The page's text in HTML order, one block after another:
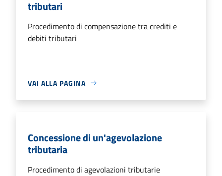
tributari
Procedimento di compensazione tra crediti e
debiti tributari
VAI ALLA PAGINA
Concessione di un'agevolazione
tributaria
Procedimento di agevolazioni tributarie